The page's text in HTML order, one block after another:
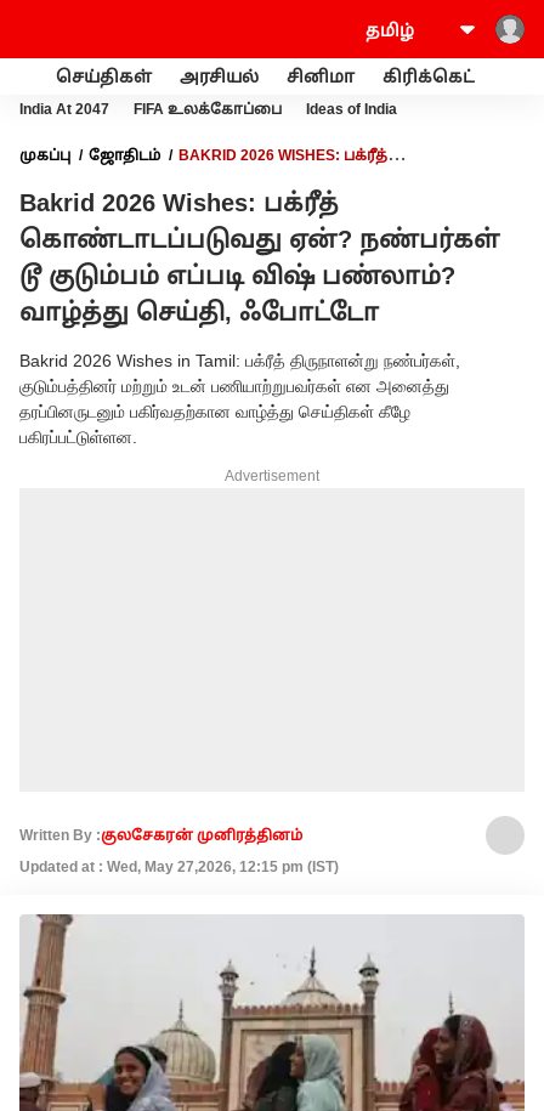
செய்திகள் அரசியல் சினிமா கிரிக்கெட்
India At 2047 FIFA உலக்கோப்பை Ideas of India
முகப்பு ஜோதிடம்
BAKRID 2026 WISHES: பக்ரீத்
பண்லாம்? வாழ்த்து செய்தி, ஃபோட்டோ
Bakrid 2026 Wishes: பக்ரீத்
கொண்டாடப்படுவது ஏன்? நண்பர்கள்
டூ குடும்பம் எப்படி விஷ் பண்லாம்?
வாழ்த்து செய்தி, ஃபோட்டோ
Bakrid 2026 Wishes in Tamil: பக்ரீத் திருநாளன்று நண்பர்கள்,
குடும்பத்தினர் மற்றும் உடன் பணியாற்றுபவர்கள் என அனைத்து
தரப்பினருடனும் பகிர்வதற்கான வாழ்த்து செய்திகள் கீழே
பகிரப்பட்டுள்ளன.
Advertisement
Written By :குலசேகரன் முனிரத்தினம்
Updated at : Wed, May 27,2026, 12:15 pm (IST)